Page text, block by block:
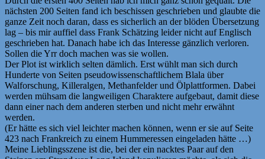
nächsten 200 Seiten fand ich beschissen geschrieben und glaubte die
ganze Zeit noch daran, dass es sicherlich an der blöden Übersetzung
lag – bis mir auffiel dass Frank Schätzing leider nicht auf Englisch
geschrieben hat. Danach habe ich das Interesse gänzlich verloren.
Sollen die Yrr doch machen was sie wollen.
Der Plot ist wirklich selten dämlich. Erst wühlt man sich durch
Hunderte von Seiten pseudowissenschaftlichem Blala über
Walforschung, Killeralgen, Methanfelder und Ölplattformen. Dabei
werden mühsam die langweiligen Charaktere aufgebaut, damit diese
dann einer nach dem anderen sterben und nicht mehr erwähnt
werden.
(Er hätte es sich viel leichter machen können, wenn er sie auf Seite
423 nach Frankreich zu einem Hummeressen eingeladen hätte …)
Meine Lieblingsszene ist die, bei der ein nacktes Paar auf den